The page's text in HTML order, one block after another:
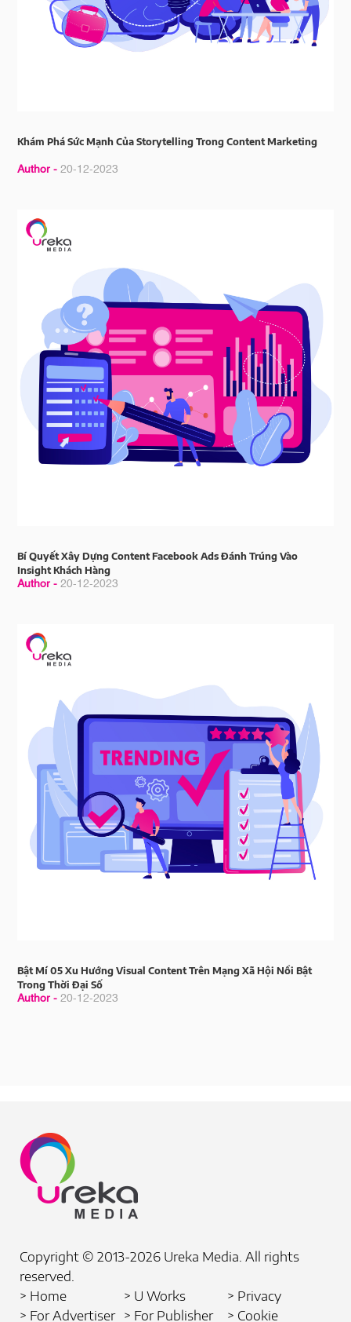
Khám Phá Sức Mạnh Của Storytelling Trong Content Marketing
Author -20-12-2023
Bí Quyết Xây Dựng Content Facebook Ads Đánh Trúng Vào
Insight Khách Hàng
Author -20-12-2023
Bật Mí 05 Xu Hướng Visual Content Trên Mạng Xã Hội Nổi Bật
Trong Thời Đại Số
Author -20-12-2023
Copyright © 2013-2026 Ureka Media. All rights
reserved.
> Home
> U Works
> Privacy
> For Advertiser > For Publisher > Cookie